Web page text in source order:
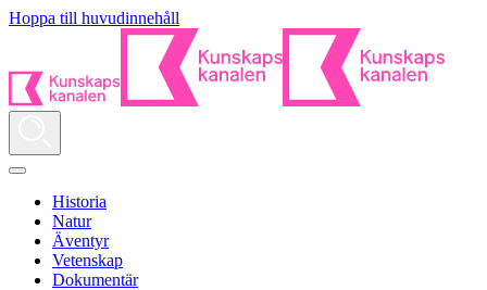
Hoppa till huvudinnehåll
Historia
Natur
Äventyr
Vetenskap
Dokumentär